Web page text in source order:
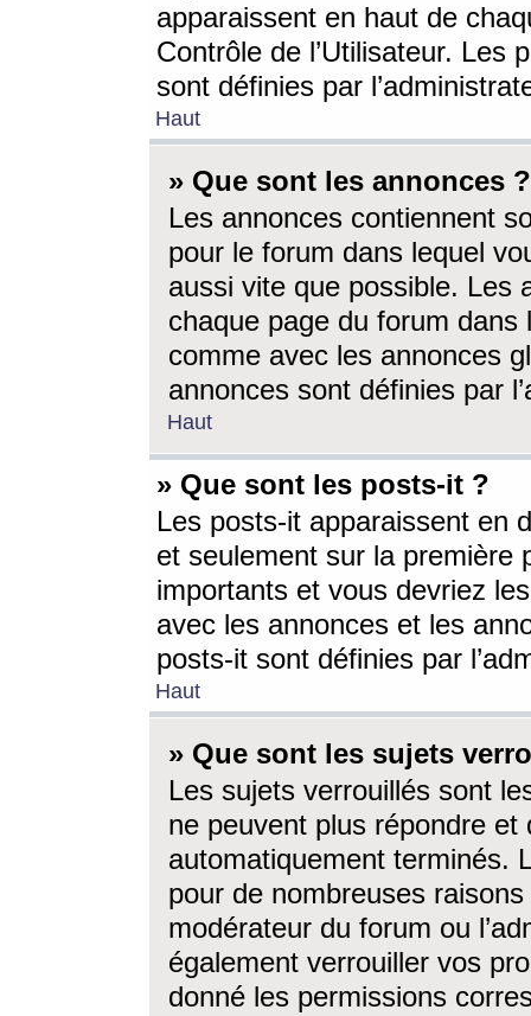
apparaissent en haut de
Contrôle de l’Utilisateur. Les
sont définies par
Haut
» Que sont les annonces ?
Les annonces contiennent
pour le forum dans lequel
aussi vite que possible. Les
chaque page du forum dans
comme avec les annonces
annonces sont définies par
Haut
» Que sont les posts-it ?
Les posts-it apparaissent en
et seulement sur la première
importants et vous devriez
avec les annonces et les
posts-it sont définies par
Haut
» Que sont les sujets
Les sujets verrouillés sont
ne peuvent plus répondre
automatiquement terminés.
pour de nombreuses
modérateur du forum ou
également verrouiller vos
donné les permissions